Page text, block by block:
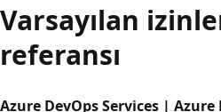
Varsayılan
referansı
Azure DevOps Services |